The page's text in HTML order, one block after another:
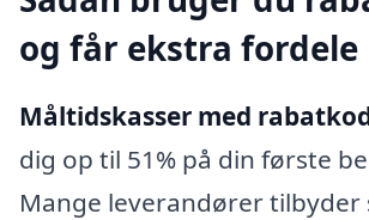
og får ekstra fordele
Måltidskasser med
dig op til 51% på din første
Mange leverandører